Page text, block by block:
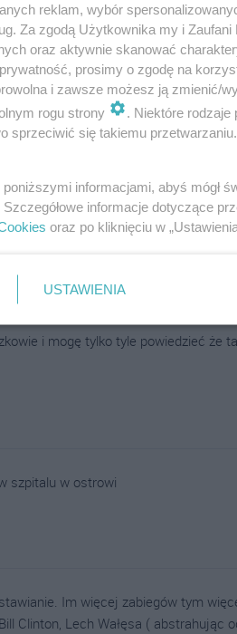
wszystkich na sorze jak śmiecia
i mogę tylko tyle powiedzieć że
szpitalu w ostrowi
Im więcej zabiegów tym
Clinton, Lech Wałęsa ( abstrahując
reklam, wybór
Za zgodą Użytkownika my i
oraz aktywnie skanować
prosimy o zgodę na
i zawsze możesz ją zmienić/
rogu strony
. Niektóre rodzaje
sprzeciwić się takiemu
poniższymi informacjami, abyś mógł
informacje dotyczące
oraz po kliknięciu w
USTAWIENIA